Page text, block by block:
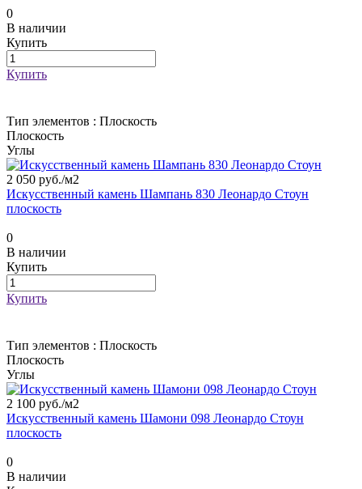
0
В наличии
Купить
Купить
Тип элементов : Плоскость
Плоскость
Углы
2 050 руб./м2
Искусственный камень Шампань 830 Леонардо Стоун
плоскость
0
В наличии
Купить
Купить
Тип элементов : Плоскость
Плоскость
Углы
2 100 руб./м2
Искусственный камень Шамони 098 Леонардо Стоун
плоскость
0
В наличии